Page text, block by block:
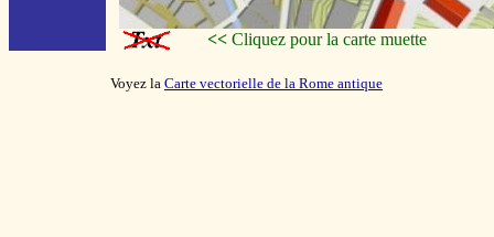
<< Cliquez pour la carte muette
Voyez la Carte vectorielle de la Rome antique